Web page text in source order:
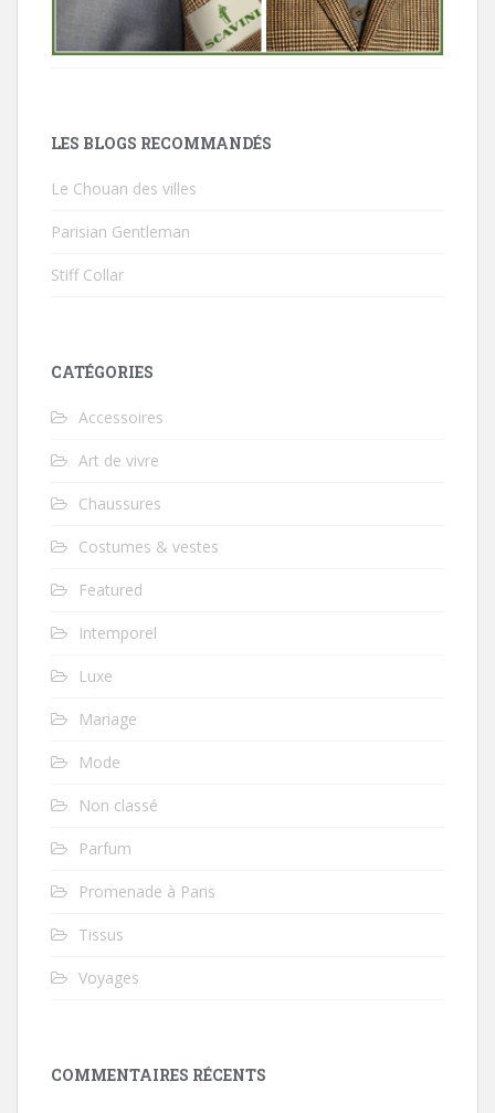
LES BLOGS RECOMMANDÉS
Le Chouan des villes
Parisian Gentleman
Stiff Collar
CATÉGORIES
Accessoires
Art de vivre
Chaussures
Costumes & vestes
Featured
Intemporel
Luxe
Mariage
Mode
Non classé
Parfum
Promenade à Paris
Tissus
Voyages
COMMENTAIRES RÉCENTS